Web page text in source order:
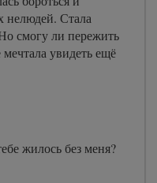
нелюдей. Стала
смогу ли пережить
увидеть ещё
жилось без меня?